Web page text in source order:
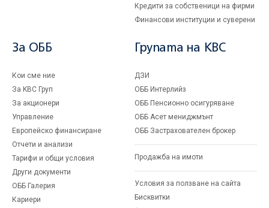
Кредити за собственици на фирми
Финансови институции и суверени
За ОББ
Кои сме ние
За KBC Груп
За акционери
Управление
Европейско финансиране
Отчети и анализи
Тарифи и общи условия
Други документи
ОББ Галерия
Кариери
Групата на KBC
ДЗИ
ОББ Интерлийз
ОББ Пенсионно осигуряване
ОББ Асет мениджмънт
ОББ Застрахователен брокер
Продажба на имоти
Условия за ползване на сайта
Бисквитки